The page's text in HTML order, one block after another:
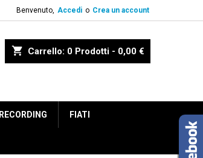
Benvenuto, Accedi o Crea un account
shopping_cart Carrello: 0 Prodotti - 0,00 €
RECORDING FIATI